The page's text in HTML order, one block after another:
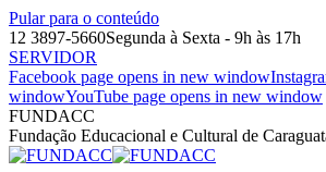
Pular para o conteúdo
12 3897-5660Segunda à Sexta - 9h às 17h
SERVIDOR
Facebook page opens in new window
windowYouTube page opens in new window
FUNDACC
Fundação Educacional e Cultural de